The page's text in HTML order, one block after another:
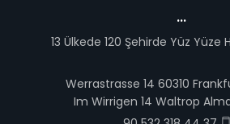
...
13 Ülkede 120 Şehirde Yüz
Werrastrasse 14 60310
Im Wirrigen 14 Waltrop